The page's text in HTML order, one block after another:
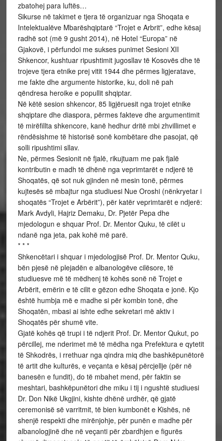
zbatohej para luftës…
Sikurse në takimet e tjera të organizuar nga Shoqata e
Intelektualëve Mbarëshqiptarë “Trojet e Arbrit”, edhe kësaj
radhë sot (më 9 gusht 2014), në Hotel “Europa” në
Gjakovë, i përfundoi me sukses punimet Sesioni XII
Shkencor, kushtuar ripushtimit jugosllav të Kosovës dhe të
trojeve tjera etnike prej vitit 1944 dhe përmes ligjeratave,
me fakte dhe argumente historike, ku, doli në pah
qëndresa heroike e popullit shqiptar.
Në këtë sesion shkencor, 85 ligjëruesit nga trojet etnike
shqiptare dhe diaspora, përmes fakteve dhe argumentimit
të mirëfillta shkencore, kanë hedhur dritë mbi zhvillimet e
rëndësishme të historisë sonë kombëtare dhe pasojat, që
solli ripushtimi sllav.
Ne, përmes Sesionit në fjalë, rikujtuam me pak fjalë
kontributin e madh të dhënë nga veprimtarët e ndjerë të
Shoqatës, që sot nuk gjinden në mesin tonë, përmes
kujtesës së mbajtur nga studiuesi Nue Oroshi (nënkryetar i
shoqatës “Trojet e Arbërit”), për katër veprimtarët e ndjerë:
Mark Avdyli, Hajriz Demaku, Dr. Pjetër Pepa dhe
mjedologun e shquar Prof. Dr. Mentor Quku, të cilët u
ndanë nga jeta, pak kohë më parë.
* * *
Shkencëtari i shquar i mjedologjisë Prof. Dr. Mentor Quku,
bën pjesë në plejadën e albanologëve cilësore, të
studiuesve më të mëdhenj të kohës sonë në Trojet e
Arbërit, emërin e të cilit e gëzon edhe Shoqata e jonë. Kjo
është humbja më e madhe si për kombin tonë, dhe
Shoqatën, mbasi ai ishte edhe sekretari më aktiv i
Shoqatës për shumë vite.
Gjatë kohës që trupi i të ndjerit Prof. Dr. Mentor Qukut, po
përcillej, me nderimet më të mëdha nga Prefektura e qytetit
të Shkodrës, i rrethuar nga qindra miq dhe bashkëpunëtorë
të artit dhe kulturës, e veçanta e kësaj përcjellje (për në
banesën e fundit), do të mbahet mend, për faktin se
meshtari, bashkëpunëtori dhe miku i tij i ngushtë studiuesi
Dr. Don Nikë Ukgjini, kishte dhënë urdhër, që gjatë
ceremonisë së varritmit, të bien kumbonët e Kishës, në
shenjë respekti dhe mirënjohje, për punën e madhe për
albanologjinë dhe në veçanti për zbardhjen e figurës